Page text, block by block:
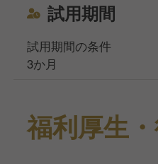
試用期間
試用期間の条件
3か月
福利厚生